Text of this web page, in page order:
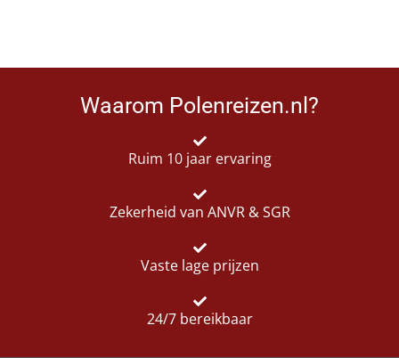
Waarom Polenreizen.nl?
Ruim 10 jaar ervaring
Zekerheid van ANVR & SGR
Vaste lage prijzen
24/7 bereikbaar